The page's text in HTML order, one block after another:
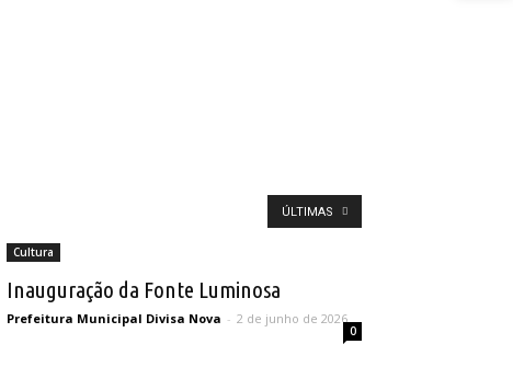
ÚLTIMAS
Cultura
Inauguração da Fonte Luminosa
Prefeitura Municipal Divisa Nova - 2 de junho de 2026
0